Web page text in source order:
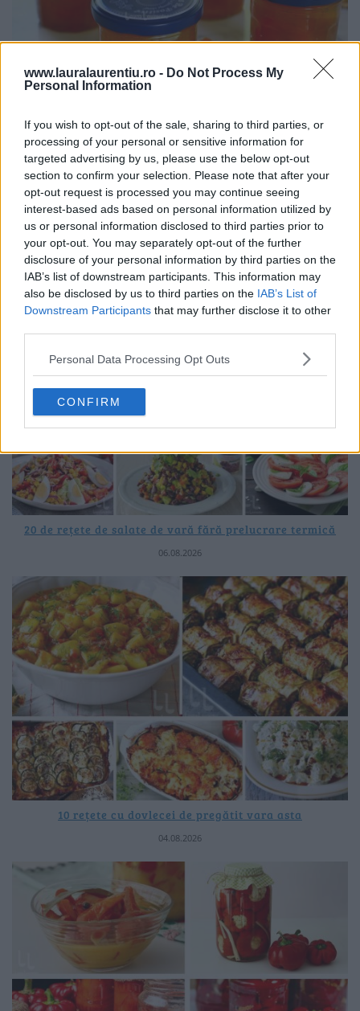
www.lauralaurentiu.ro - Do Not Process My
Personal Information
If you wish to opt-out of the sale, sharing to third parties, or
processing of your personal or sensitive information for
targeted advertising by us, please use the below opt-out
section to confirm your selection. Please note that after your
opt-out request is processed you may continue seeing
interest-based ads based on personal information utilized by
us or personal information disclosed to third parties prior to
your opt-out. You may separately opt-out of the further
disclosure of your personal information by third parties on the
IAB’s list of downstream participants. This information may
also be disclosed by us to third parties on the IAB’s List of
Downstream Participants that may further disclose it to other
Personal Data Processing Opt Outs
CONFIRM
Dulceață de caise întregi rețetă veche de 80 de ani – video
și text
20.07.2026
ULTIMELE ȘTIRI
20 de rețete de salate de vară fără prelucrare termică
06.08.2026
10 rețete cu dovlecei de pregătit vara asta
04.08.2026